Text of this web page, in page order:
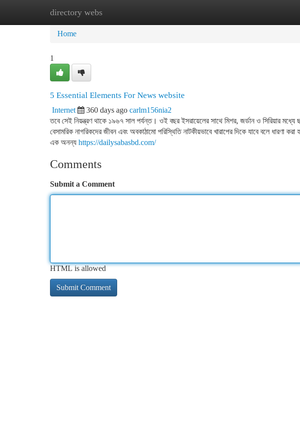
directory webs
Home New Site Listings
Home
1
5 Essential Elements For News website
Internet 360 days ago carlm156nia2
তবে সেই নিয়ন্ত্রণ থাকে ১৯৬৭ সাল পর্যন্ত। ওই বছর ইসরায়েলের সাথে মিশর, জর্ডান ও সিরিয়ার মধ্যে
বেসামরিক নাগরিকদের জীবন এবং অবকাঠামো পরিস্থিতি নাটকীয়ভাবে খারাপের দিকে যাবে বলে ধারণা
এক অনন্য https://dailysabasbd.com/
Comments
Submit a Comment
HTML is allowed